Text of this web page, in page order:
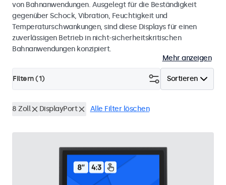
von Bahnanwendungen. Ausgelegt für die Beständigkeit
gegenüber Schock, Vibration, Feuchtigkeit und
Temperaturschwankungen, sind diese Displays für einen
zuverlässigen Betrieb in nicht-sicherheitskritischen
Bahnanwendungen konzipiert.
Mehr anzeigen
Sortieren
Filtern (1)
8 Zoll DisplayPort Alle Filter löschen